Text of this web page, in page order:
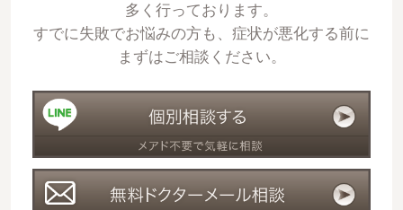
多く行っております。
すでに失敗でお悩みの方も、症状が悪化する前に
まずはご相談ください。